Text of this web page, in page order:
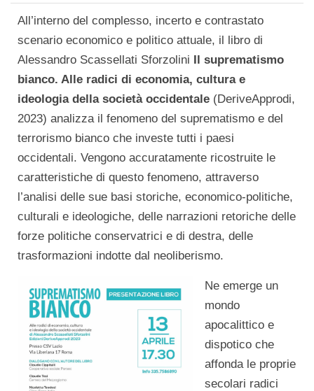
All’interno del complesso, incerto e contrastato
scenario economico e politico attuale, il libro di
Alessandro Scassellati Sforzolini Il suprematismo
bianco. Alle radici di economia, cultura e
ideologia della società occidentale (DeriveApprodi,
2023) analizza il fenomeno del suprematismo e del
terrorismo bianco che investe tutti i paesi
occidentali. Vengono accuratamente ricostruite le
caratteristiche di questo fenomeno, attraverso
l’analisi delle sue basi storiche, economico-politiche,
culturali e ideologiche, delle narrazioni retoriche delle
forze politiche conservatrici e di destra, delle
trasformazioni indotte dal neoliberismo.
Ne emerge un
mondo
apocalittico e
dispotico che
affonda le proprie
secolari radici